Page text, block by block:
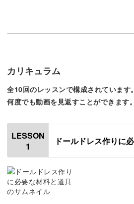
もと違う素材や作り方にワクワク
ときめきながら作れるドレス
このドレスの魅力は、繊細なシフ
ッセルレースの重なり。
カリキュラム
全10回のレッスンで構成されています。
何度でも動画を見返すことができます。
LESSON
1
ドールドレス作りに